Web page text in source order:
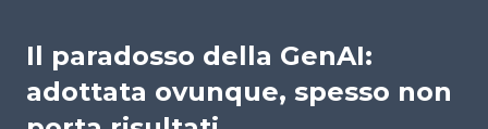
Il paradosso della GenAI:
adottata ovunque, spesso non